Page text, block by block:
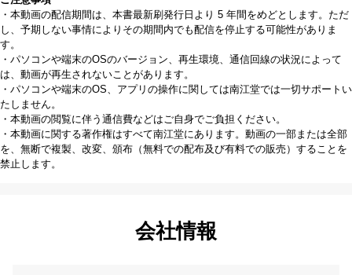
・本動画の配信期間は、本書最新刷発行日より 5 年間をめどとします。ただ
し、予期しない事情によりその期間内でも配信を停止する可能性がありま
す。
・パソコンや端末のOSのバージョン、再生環境、通信回線の状況によって
は、動画が再生されないことがあります。
・パソコンや端末のOS、アプリの操作に関しては南江堂では一切サポートい
たしません。
・本動画の閲覧に伴う通信費などはご自身でご負担ください。
・本動画に関する著作権はすべて南江堂にあります。動画の一部または全部
を、無断で複製、改変、頒布（無料での配布及び有料での販売）することを
禁止します。
会社情報